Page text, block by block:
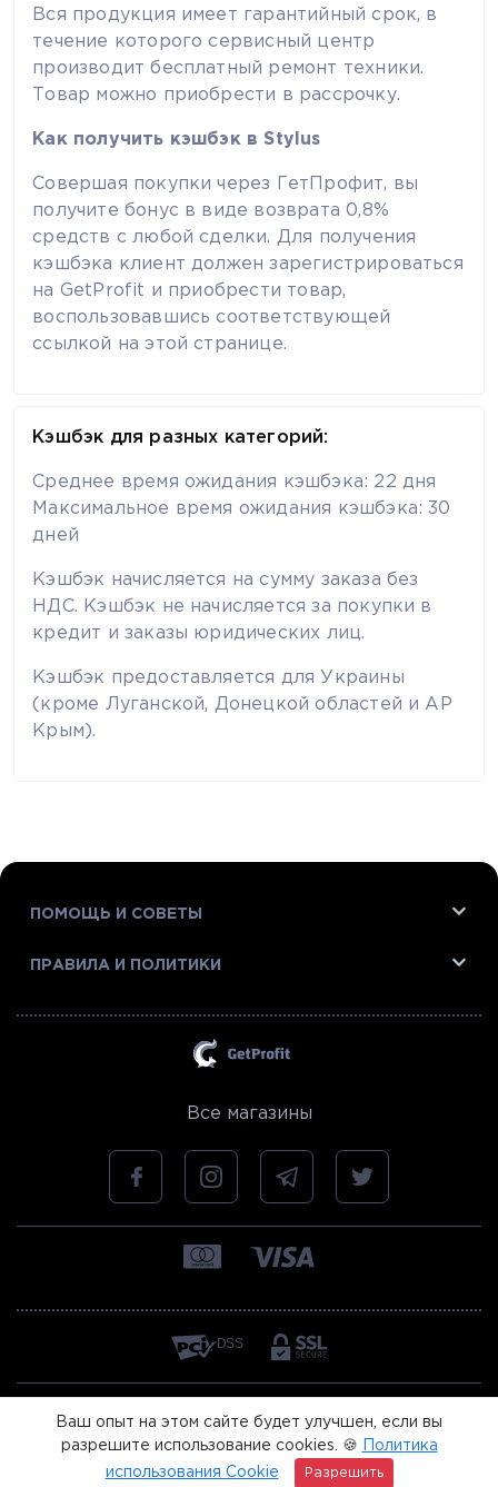
Ваш опыт на этом сайте будет улучшен, если вы
разрешите использование cookies. 🍪
Политика
использования Cookie
Разрешить
Вся продукция имеет гарантийный срок, в
течение которого сервисный центр
производит бесплатный ремонт техники.
Товар можно приобрести в рассрочку.
Как получить кэшбэк в Stylus
Совершая покупки через ГетПрофит, вы
получите бонус в виде возврата 0,8%
средств с любой сделки. Для получения
кэшбэка клиент должен зарегистрироваться
на GetProfit и приобрести товар,
воспользовавшись соответствующей
ссылкой на этой странице.
Кэшбэк для разных категорий:
Среднее время ожидания кэшбэка: 22 дня
Максимальное время ожидания кэшбэка: 30
дней
Кэшбэк начисляется на сумму заказа без
НДС. Кэшбэк не начисляется за покупки в
кредит и заказы юридических лиц.
Кэшбэк предоставляется для Украины
(кроме Луганской, Донецкой областей и АР
Крым).
ПОМОЩЬ И СОВЕТЫ
ПРАВИЛА И ПОЛИТИКИ
Все магазины
© GetProfit 2026